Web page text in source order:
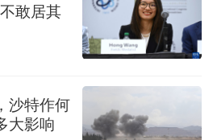
敢居其
沙特作何
大影响